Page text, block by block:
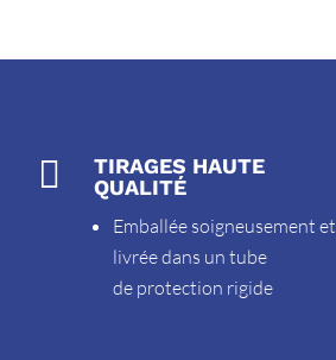

TIRAGES HAUTE
QUALITÉ
Emballée soigneusement et
livrée dans un tube
de protection rigide